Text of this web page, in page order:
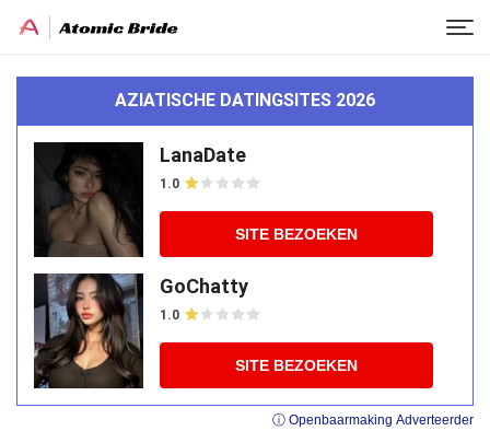
AZIATISCHE DATINGSITES 2026
LanaDate
1.0
SITE BEZOEKEN
GoChatty
1.0
SITE BEZOEKEN
ⓘ Openbaarmaking Adverteerder